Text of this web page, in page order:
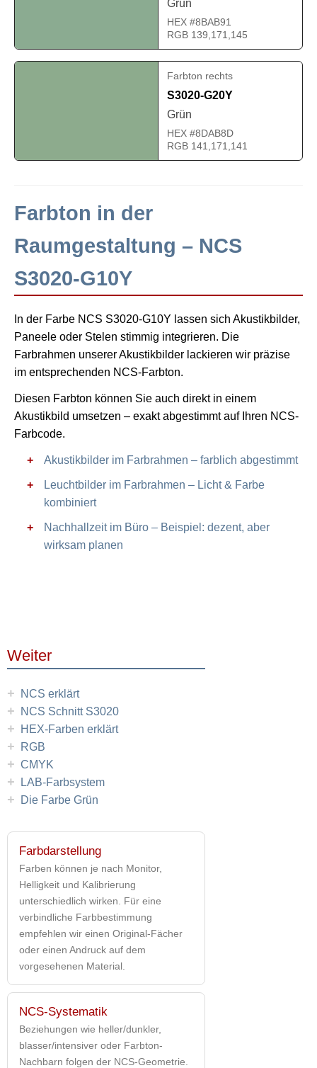
Grün
HEX #8BAB91
RGB 139,171,145
Farbton rechts
S3020-G20Y
Grün
HEX #8DAB8D
RGB 141,171,141
Farbton in der
Raumgestaltung – NCS
S3020-G10Y
In der Farbe NCS S3020-G10Y lassen sich Akustikbilder,
Paneele oder Stelen stimmig integrieren. Die
Farbrahmen unserer Akustikbilder lackieren wir präzise
im entsprechenden NCS-Farbton.
Diesen Farbton können Sie auch direkt in einem
Akustikbild umsetzen – exakt abgestimmt auf Ihren NCS-
Farbcode.
Akustikbilder im Farbrahmen – farblich abgestimmt
Leuchtbilder im Farbrahmen – Licht & Farbe
kombiniert
Nachhallzeit im Büro – Beispiel: dezent, aber
wirksam planen
Weiter
+ NCS erklärt
+ NCS Schnitt S3020
+ HEX-Farben erklärt
+ RGB
+ CMYK
+ LAB-Farbsystem
+ Die Farbe Grün
Farbdarstellung
Farben können je nach Monitor,
Helligkeit und Kalibrierung
unterschiedlich wirken. Für eine
verbindliche Farbbestimmung
empfehlen wir einen Original-Fächer
oder einen Andruck auf dem
vorgesehenen Material.
NCS-Systematik
Beziehungen wie heller/dunkler,
blasser/intensiver oder Farbton-
Nachbarn folgen der NCS-Geometrie.